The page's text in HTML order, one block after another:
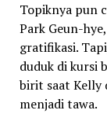
Topiknya pun
Park Geun-
gratifikasi.
duduk di kursi
birit saat Kelly
menjadi tawa.